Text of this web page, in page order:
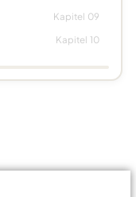
Kapitel 09
Kapitel 10